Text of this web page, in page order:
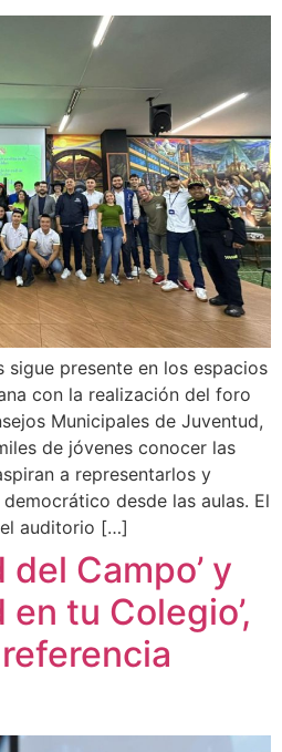
sigue presente en los espacios
con la realización del foro
Municipales de Juventud,
de jóvenes conocer las
a representarlos y
desde las aulas. El
auditorio […]
del Campo’ y
en tu Colegio’,